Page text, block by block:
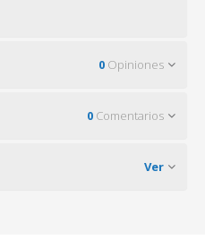
0 Opiniones
0 Comentarios
Ver